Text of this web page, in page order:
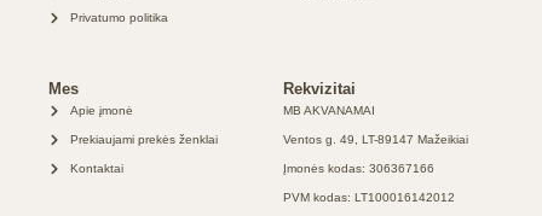
Privatumo politika
Mes
Apie įmonė
Prekiaujami prekės ženklai
Kontaktai
Rekvizitai
MB AKVANAMAI
Ventos g. 49, LT-89147 Mažeikiai
Įmonės kodas: 306367166
PVM kodas: LT100016142012